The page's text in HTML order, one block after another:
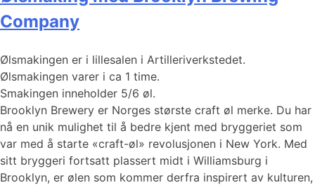
Company
Ølsmakingen er i lillesalen i Artilleriverkstedet.
Ølsmakingen varer i ca 1 time.
Smakingen inneholder 5/6 øl.
Brooklyn Brewery er Norges største craft øl merke. Du har
nå en unik mulighet til å bedre kjent med bryggeriet som
var med å starte «craft-øl» revolusjonen i New York. Med
sitt bryggeri fortsatt plassert midt i Williamsburg i
Brooklyn, er ølen som kommer derfra inspirert av kulturen,